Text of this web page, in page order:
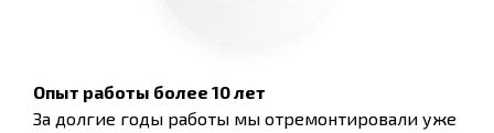
Опыт работы более 10 лет
За долгие годы работы мы отремонтировали уже